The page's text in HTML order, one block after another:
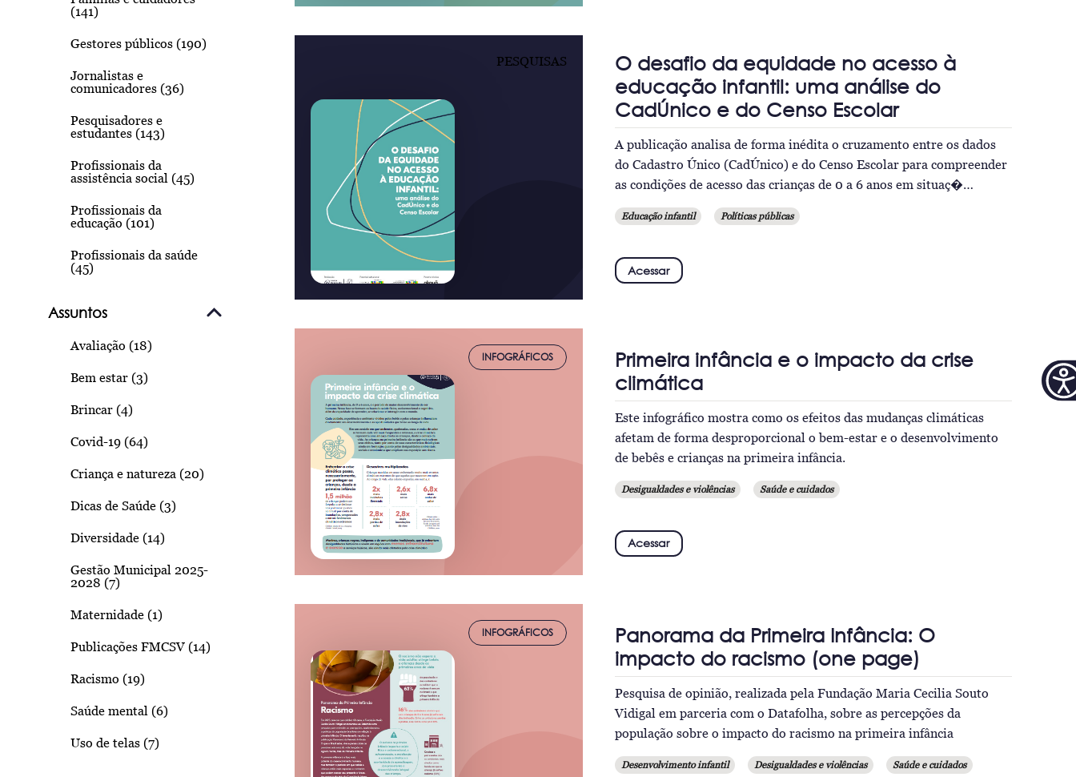
(141)
Gestores públicos (190)
Jornalistas e
comunicadores (36)
Pesquisadores e
estudantes (143)
Profissionais da
assistência social (45)
Profissionais da
educação (101)
Profissionais da saúde
(45)
Assuntos
Avaliação (18)
Bem estar (3)
Brincar (4)
Covid-19 (64)
Criança e natureza (20)
Dicas de Saúde (3)
Diversidade (14)
Gestão Municipal 2025-
2028 (7)
Maternidade (1)
Publicações FMCSV (14)
Racismo (19)
Saúde mental (6)
Uso de telas (7)
PESQUISAS
O desafio da equidade no acesso à
educação infantil: uma análise do
CadÚnico e do Censo Escolar
A publicação analisa de forma inédita o cruzamento entre os dados
do Cadastro Único (CadÚnico) e do Censo Escolar para compreender
as condições de acesso das crianças de 0 a 6 anos em situaç�…
Educação infantil Políticas públicas
Acessar
INFOGRÁFICOS
Primeira infância e o impacto da crise
climática
Este infográfico mostra como os efeitos das mudanças climáticas
afetam de forma desproporcional o bem-estar e o desenvolvimento
de bebês e crianças na primeira infância.
Desigualdades e violências Saúde e cuidados
Acessar
INFOGRÁFICOS
Panorama da Primeira Infância: O
impacto do racismo (one page)
Pesquisa de opinião, realizada pela Fundação Maria Cecilia Souto
Vidigal em parceria com o Datafolha, sobre as percepções da
população sobre o impacto do racismo na primeira infância
Desenvolvimento infantil Desigualdades e violências Saúde e cuidados